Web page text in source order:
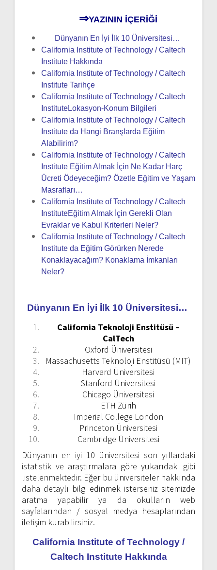
⇒YAZININ İÇERİĞİ
Dünyanın En İyi İlk 10 Üniversitesi…
California Institute of Technology / Caltech
Institute Hakkında
California Institute of Technology / Caltech
Institute Tarihçe
California Institute of Technology / Caltech
InstituteLokasyon-Konum Bilgileri
California Institute of Technology / Caltech
Institute da Hangi Branşlarda Eğitim
Alabilirim?
California Institute of Technology / Caltech
Institute Eğitim Almak İçin Ne Kadar Harç
Ücreti Ödeyeceğim? Özetle Eğitim ve Yaşam
Masrafları…
California Institute of Technology / Caltech
InstituteEğitim Almak İçin Gerekli Olan
Evraklar ve Kabul Kriterleri Neler?
California Institute of Technology / Caltech
Institute da Eğitim Görürken Nerede
Konaklayacağım? Konaklama İmkanları
Neler?
Dünyanın En İyi İlk 10 Üniversitesi…
California Teknoloji Enstitüsü –
CalTech
Oxford Üniversitesi
Massachusetts Teknoloji Enstitüsü (MIT)
Harvard Üniversitesi
Stanford Üniversitesi
Chicago Üniversitesi
ETH Zürih
Imperial College London
Princeton Üniversitesi
Cambridge Üniversitesi
Dünyanın en iyi 10 üniversitesi son yıllardaki
istatistik ve araştırmalara göre yukarıdaki gibi
listelenmektedir. Eğer bu üniversiteler hakkında
daha detaylı bilgi edinmek isterseniz sitemizde
aratma yapabilir ya da okulların web
sayfalarından / sosyal medya hesaplarından
iletişim kurabilirsiniz.
California Institute of Technology /
Caltech Institute Hakkında